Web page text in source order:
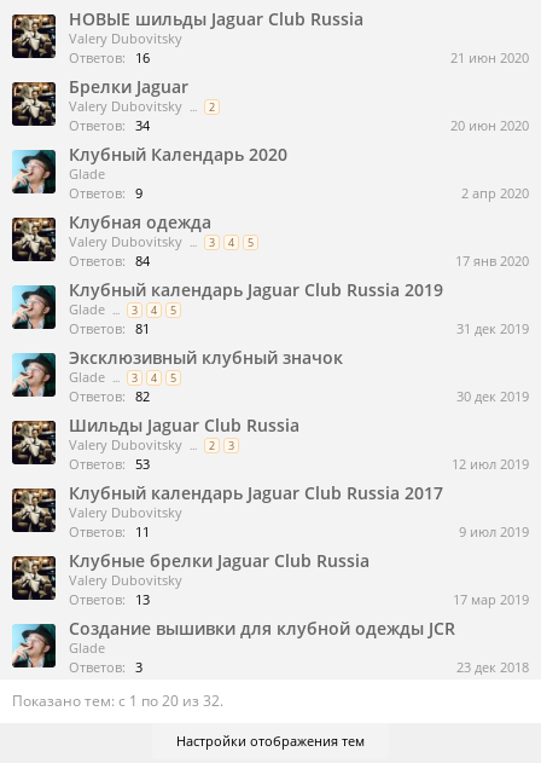
НОВЫЕ шильды Jaguar Club Russia
Valery Dubovitsky
Ответов:
16 21 июн 2020
Брелки Jaguar
Valery Dubovitsky ... 2
Ответов: 34 20 июн 2020
Клубный Календарь 2020
Glade
Ответов: 9 2 апр 2020
Клубная одежда
Valery Dubovitsky ... 3 4 5
Ответов: 84 17 янв 2020
Клубный календарь Jaguar Club Russia 2019
Glade ... 3 4 5
Ответов: 81 31 дек 2019
Эксклюзивный клубный значок
Glade ... 3 4 5
Ответов: 82 30 дек 2019
Шильды Jaguar Club Russia
Valery Dubovitsky ... 2 3
Ответов: 53 12 июл 2019
Клубный календарь Jaguar Club Russia 2017
Valery Dubovitsky
Ответов:
11 9 июл 2019
Клубные брелки Jaguar Club Russia
Valery Dubovitsky
Ответов:
13 17 мар 2019
Создание вышивки для клубной одежды JCR
Glade
Ответов: 3 23 дек 2018
Показано тем: с 1 по 20 из 32.
Настройки отображения тем